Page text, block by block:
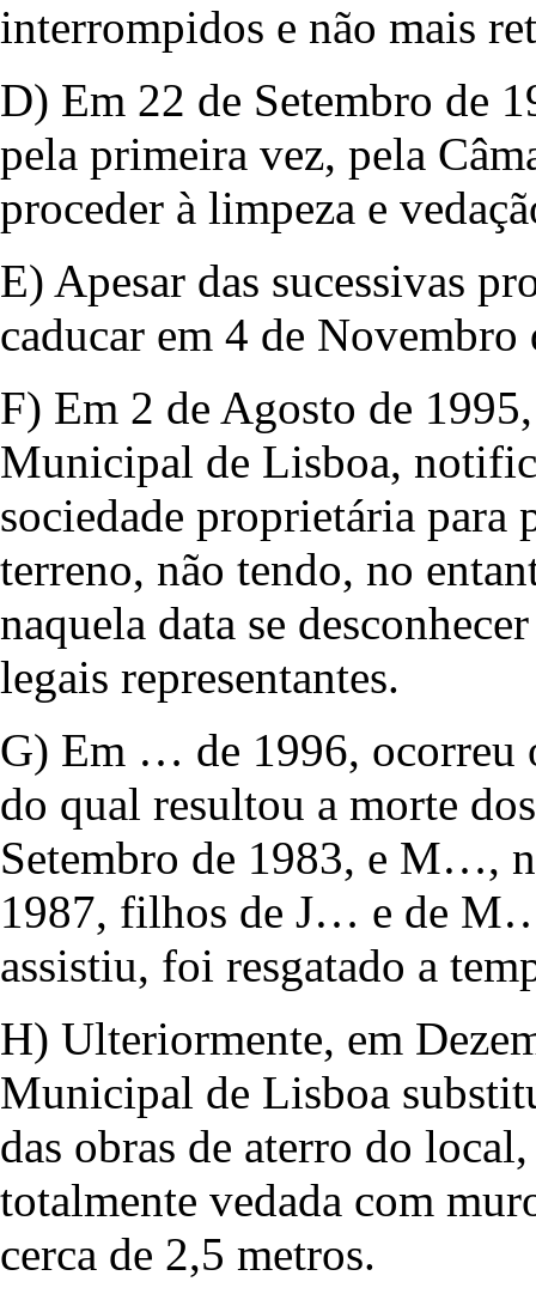
interrompidos e não mais
D) Em 22 de Setembro de
pela primeira vez, pela
proceder à limpeza e
E) Apesar das sucessivas
caducar em 4 de Novembro
F) Em 2 de Agosto de
Municipal de Lisboa,
sociedade proprietária para
terreno, não tendo, no
naquela data se
legais representantes.
G) Em … de 1996, ocorreu
do qual resultou a morte
Setembro de 1983, e M…,
1987, filhos de J… e de
assistiu, foi resgatado a
H) Ulteriormente, em
Municipal de Lisboa
das obras de aterro do
totalmente vedada com
cerca de 2,5 metros.